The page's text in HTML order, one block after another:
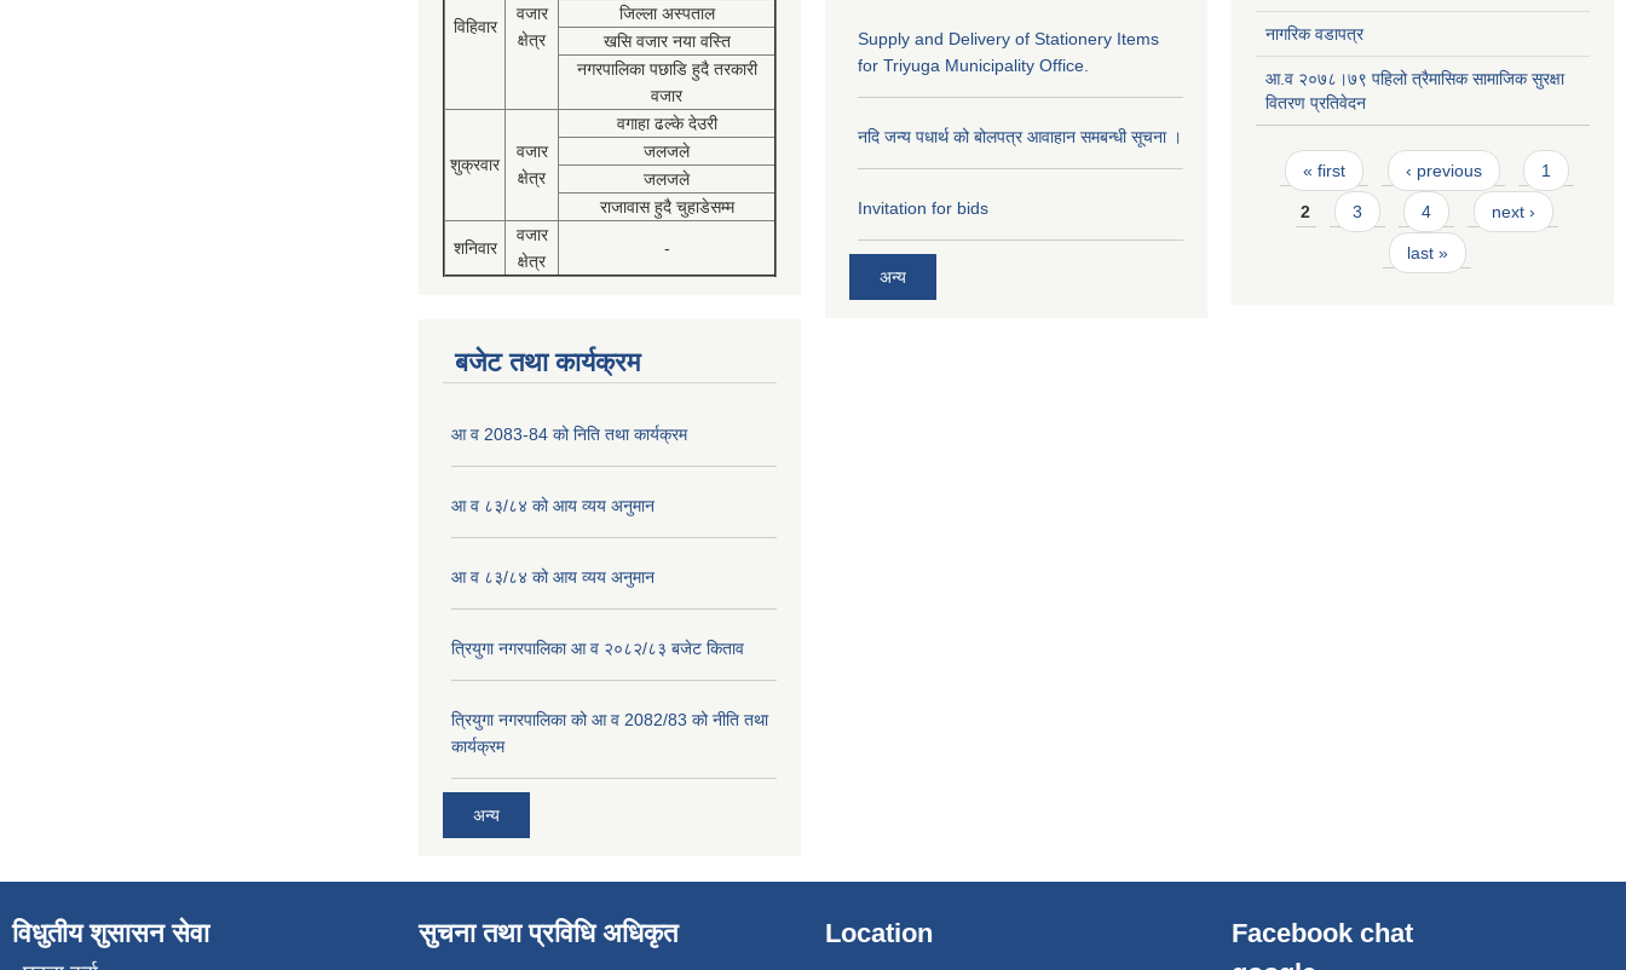
विहिवार
वजार
क्षेत्र
जिल्ला अस्पताल
खसि वजार नया वस्ति
नगरपालिका पछाडि हुदै तरकारी
वजार
शुक्रवार
वजार
क्षेत्र
वगाहा ढल्के देउरी
जलजले
जलजले
राजावास हुदै चुहाडेसम्म
शनिवार
वजार
क्षेत्र
-
बजेट तथा कार्यक्रम
आ व 2083-84 को निति तथा कार्यक्रम
आ व ८३/८४ को आय व्यय अनुमान
आ व ८३/८४ को आय व्यय अनुमान
त्रियुगा नगरपालिका आ व २०८२/८३ बजेट किताव
त्रियुगा नगरपालिका को आ व 2082/83 को नीति तथा
कार्यक्रम
अन्य
Supply and Delivery of Stationery Items
for Triyuga Municipality Office.
नदि जन्य पधार्थ को बोलपत्र आवाहान समबन्धी सूचना ।
Invitation for bids
अन्य
नागरिक वडापत्र
आ.व २०७८।७९ पहिलो त्रैमासिक सामाजिक सुरक्षा
वितरण प्रतिवेदन
Pages
« first ‹ previous 1
2 3 4 next ›
last »
विधुतीय शुसासन सेवा सुचना तथा प्रविधि अधिकृत Location
Facebook chat